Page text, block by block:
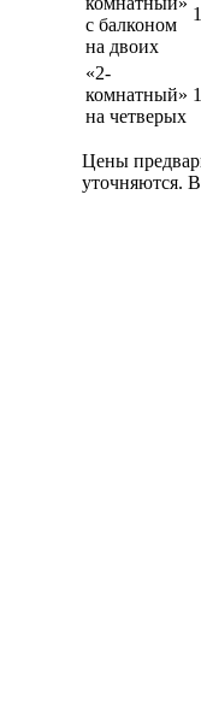
с балконом
на двоих
«2-
комнатный»
на четверых
Цены
уточняются.